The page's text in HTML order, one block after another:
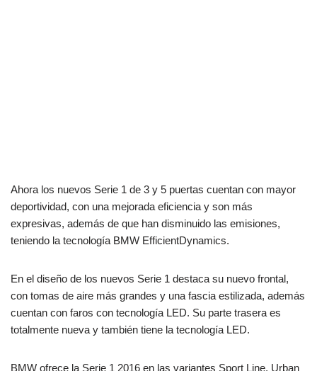
Ahora los nuevos Serie 1 de 3 y 5 puertas cuentan con mayor
deportividad, con una mejorada eficiencia y son más
expresivas, además de que han disminuido las emisiones,
teniendo la tecnología BMW EfficientDynamics.
En el diseño de los nuevos Serie 1 destaca su nuevo frontal,
con tomas de aire más grandes y una fascia estilizada, además
cuentan con faros con tecnología LED. Su parte trasera es
totalmente nueva y también tiene la tecnología LED.
BMW ofrece la Serie 1 2016 en las variantes Sport Line, Urban